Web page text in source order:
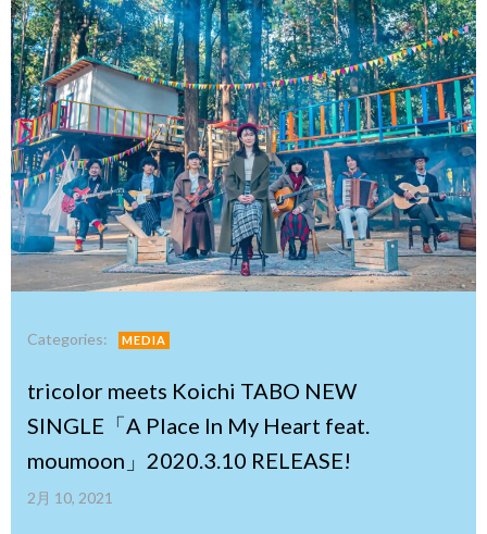
Categories: MEDIA
tricolor meets Koichi TABO NEW
SINGLE「A Place In My Heart feat.
moumoon」2020.3.10 RELEASE!
2月 10, 2021